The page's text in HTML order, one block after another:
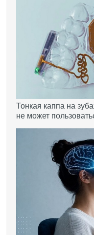
Тонкая каппа на
не может